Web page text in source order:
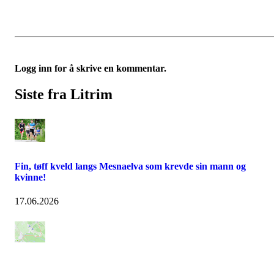
Logg inn for å skrive en kommentar.
Siste fra Litrim
Fin, tøff kveld langs Mesnaelva som krevde sin mann og
kvinne!
17.06.2026